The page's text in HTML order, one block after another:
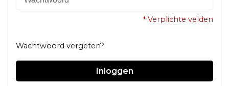
* Verplichte velden
Wachtwoord vergeten?
Inloggen